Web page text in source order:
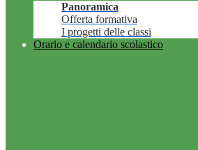
Panoramica
Offerta formativa
I progetti delle classi
Orario e calendario scolastico